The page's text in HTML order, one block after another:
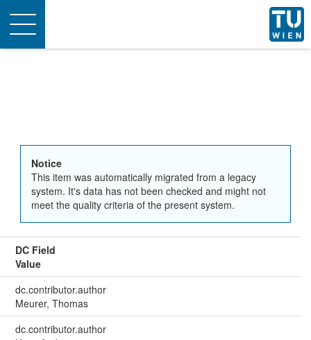
Toggle
navigation
Notice
This item was automatically migrated from a legacy
system. It's data has not been checked and might not
meet the quality criteria of the present system.
DC Field
Value
dc.contributor.author
Meurer, Thomas
dc.contributor.author